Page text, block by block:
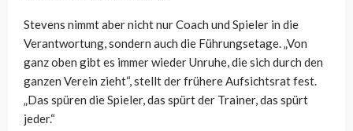
Stevens nimmt aber nicht nur Coach und Spieler in die
Verantwortung, sondern auch die Führungsetage. „Von
ganz oben gibt es immer wieder Unruhe, die sich durch den
ganzen Verein zieht“, stellt der frühere Aufsichtsrat fest.
„Das spüren die Spieler, das spürt der Trainer, das spürt
jeder.“